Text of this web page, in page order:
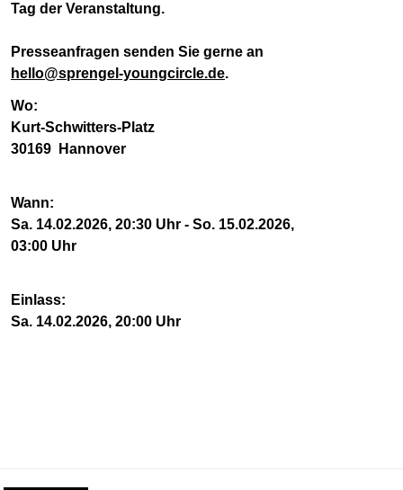
Tag der Veranstaltung.
Presseanfragen senden Sie gerne an
hello@sprengel-youngcircle.de.
Wo:
Kurt-Schwitters-Platz
30169 Hannover
Wann:
Sa. 14.02.2026, 20:30 Uhr - So. 15.02.2026,
03:00 Uhr
Einlass:
Sa. 14.02.2026, 20:00 Uhr